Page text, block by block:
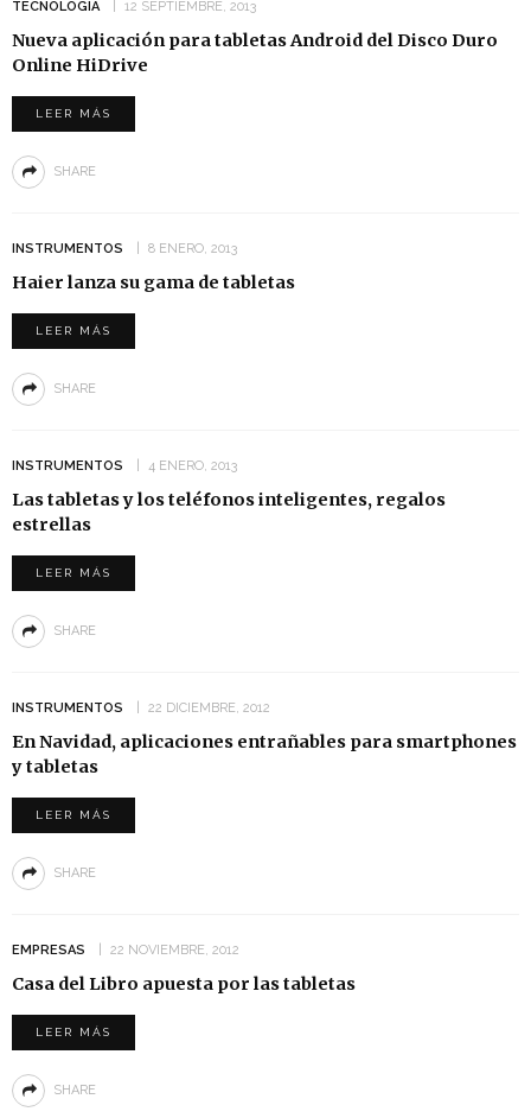
TECNOLOGÍA 12 SEPTIEMBRE, 2013
Nueva aplicación para tabletas Android del Disco Duro
Online HiDrive
LEER MÁS
SHARE
INSTRUMENTOS 8 ENERO, 2013
Haier lanza su gama de tabletas
LEER MÁS
SHARE
INSTRUMENTOS 4 ENERO, 2013
Las tabletas y los teléfonos inteligentes, regalos
estrellas
LEER MÁS
SHARE
INSTRUMENTOS 22 DICIEMBRE, 2012
En Navidad, aplicaciones entrañables para smartphones
y tabletas
LEER MÁS
SHARE
EMPRESAS 22 NOVIEMBRE, 2012
Casa del Libro apuesta por las tabletas
LEER MÁS
SHARE